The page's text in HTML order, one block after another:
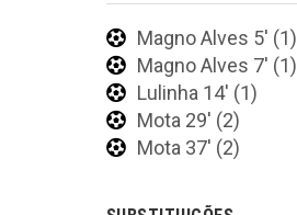
Magno Alves 5' (1)
Magno Alves 7' (1)
Lulinha 14' (1)
Mota 29' (2)
Mota 37' (2)